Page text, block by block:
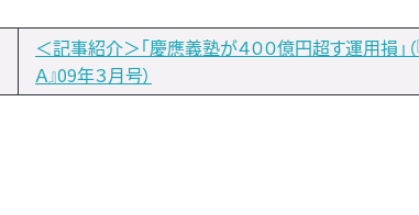
＜記事紹介＞「慶應義塾が４００億円超す運用損」（
Ａ』09年３月号）